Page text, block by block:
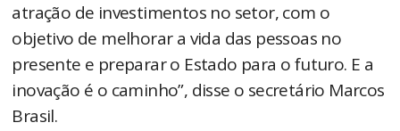
atração de investimentos no setor, com o
objetivo de melhorar a vida das pessoas no
presente e preparar o Estado para o futuro. E a
inovação é o caminho”, disse o secretário Marcos
Brasil.